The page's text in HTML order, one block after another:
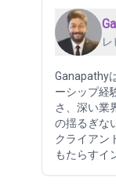
レ
Ganapathy
ーシップ経
さ、深い業
の揺るぎな
クライアン
もたらすイ